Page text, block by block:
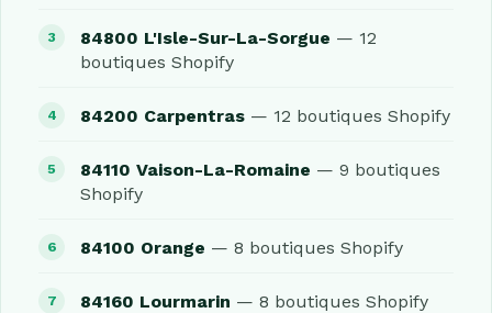
84800 L'Isle-Sur-La-Sorgue — 12
boutiques Shopify
84200 Carpentras — 12 boutiques Shopify
84110 Vaison-La-Romaine — 9 boutiques
Shopify
84100 Orange — 8 boutiques Shopify
84160 Lourmarin — 8 boutiques Shopify